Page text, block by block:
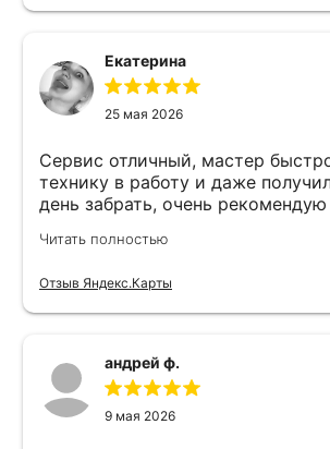
Екатерина
25 мая 2026
Сервис отличный, мастер
технику в работу и даже
день забрать, очень рекомендую Мастер
Читать полностью
Отзыв Яндекс.Карты
андрей ф.
9 мая 2026